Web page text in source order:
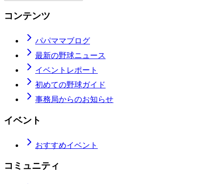
コンテンツ
パパママブログ
最新の野球ニュース
イベントレポート
初めての野球ガイド
事務局からのお知らせ
イベント
おすすめイベント
コミュニティ